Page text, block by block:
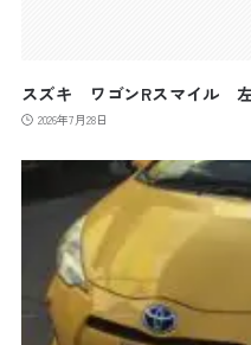
スズキ ワゴンRスマイル
2026年7月28日